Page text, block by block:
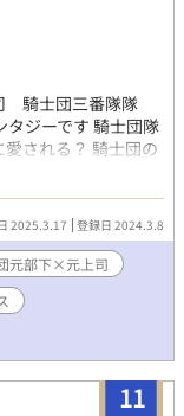
騎士団三番隊隊
タジーです 騎士団隊
される？ 騎士団の
大勢の魔物が攻め
落に急ごうとした
だと思われたが、目
体はイナミのもの
になっていたイナ
ても仕方ないの
長だった時の部下
驚きつつも、身を
2025.3.17 登録日 2024.3.8
元部下×元上司
11